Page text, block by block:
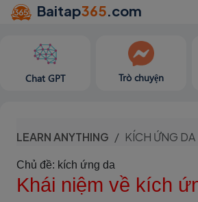
Baitap365.com
Chat GPT Trò chuyện
LEARN ANYTHING KÍCH ỨNG DA
Chủ đề: kích ứng da
Khái niệm về kích